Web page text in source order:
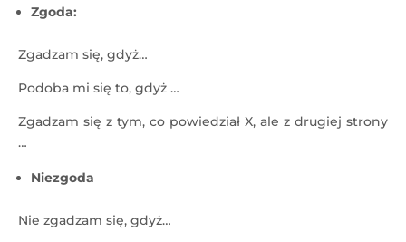
Zgoda:
Zgadzam się, gdyż…
Podoba mi się to, gdyż …
Zgadzam się z tym, co powiedział X, ale z drugiej strony
…
Niezgoda
Nie zgadzam się, gdyż…